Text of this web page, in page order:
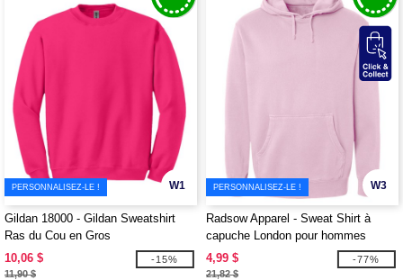
W1
PERSONNALISEZ-LE !
Gildan 18000 - Gildan Sweatshirt
Ras du Cou en Gros
10,06 $
11,90 $
-15%
W3
PERSONNALISEZ-LE !
Radsow Apparel - Sweat Shirt à
capuche London pour hommes
4,99 $
21,82 $
-77%